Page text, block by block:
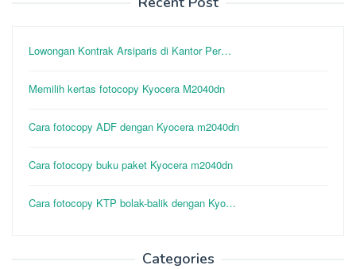
Lowongan Kontrak Arsiparis di Kantor Per…
Memilih kertas fotocopy Kyocera M2040dn
Cara fotocopy ADF dengan Kyocera m2040dn
Cara fotocopy buku paket Kyocera m2040dn
Cara fotocopy KTP bolak-balik dengan Kyo…
Categories